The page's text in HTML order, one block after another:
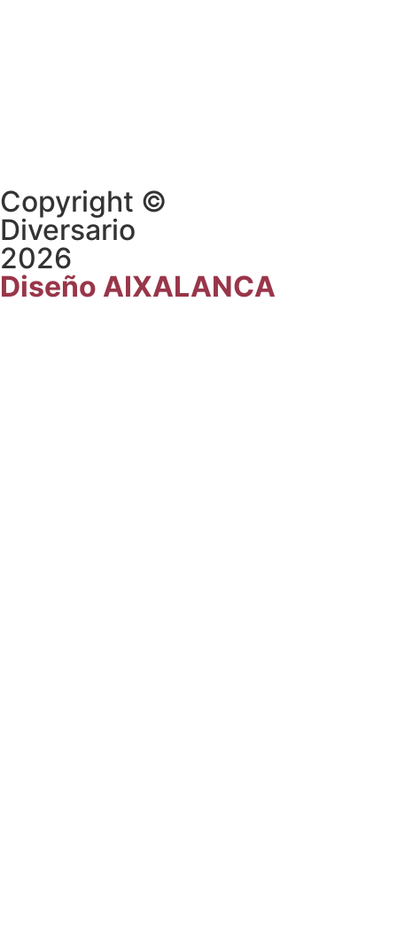
Copyright ©
Diversario
2026
Diseño AIXALANCA